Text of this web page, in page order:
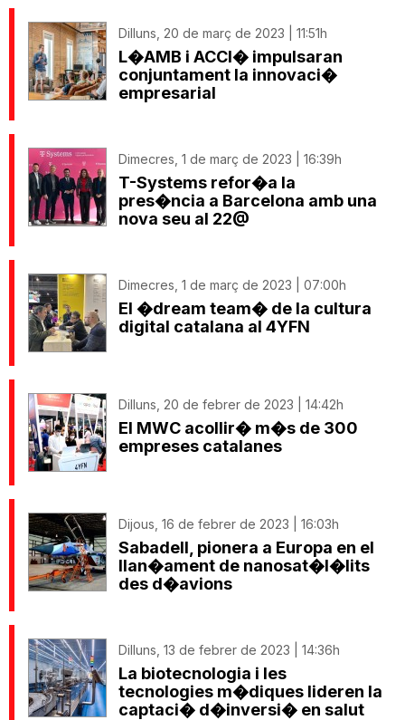
Dilluns, 20 de març de 2023 | 11:51h
L�AMB i ACCI� impulsaran
conjuntament la innovaci�
empresarial
Dimecres, 1 de març de 2023 | 16:39h
T-Systems refor�a la
pres�ncia a Barcelona amb una
nova seu al 22@
Dimecres, 1 de març de 2023 | 07:00h
El �dream team� de la cultura
digital catalana al 4YFN
Dilluns, 20 de febrer de 2023 | 14:42h
El MWC acollir� m�s de 300
empreses catalanes
Dijous, 16 de febrer de 2023 | 16:03h
Sabadell, pionera a Europa en el
llan�ament de nanosat�l�lits
des d�avions
Dilluns, 13 de febrer de 2023 | 14:36h
La biotecnologia i les
tecnologies m�diques lideren la
captaci� d�inversi� en salut